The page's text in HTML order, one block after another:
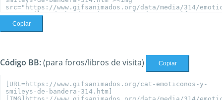
Copiar
Código BB:(para foros/libros de visita) Copiar